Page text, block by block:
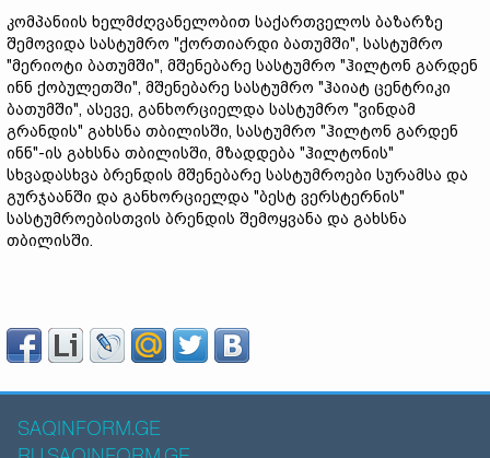
კომპანიის ხელმძღვანელობით საქართველოს ბაზარზე
შემოვიდა სასტუმრო "ქორთიარდი ბათუმში", სასტუმრო
"მერიოტი ბათუმში", მშენებარე სასტუმრო "ჰილტონ გარდენ
ინნ ქობულეთში", მშენებარე სასტუმრო "ჰაიატ ცენტრიკი
ბათუმში", ასევე, განხორციელდა სასტუმრო "ვინდამ
გრანდის" გახსნა თბილისში, სასტუმრო "ჰილტონ გარდენ
ინნ"-ის გახსნა თბილისში, მზადდება "ჰილტონის"
სხვადასხვა ბრენდის მშენებარე სასტუმროები სურამსა და
გურჯაანში და განხორციელდა "ბესტ ვერსტერნის"
სასტუმროებისთვის ბრენდის შემოყვანა და გახსნა
თბილისში.
SAQINFORM.GE